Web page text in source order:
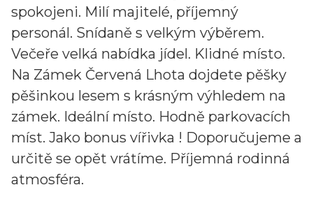
spokojeni. Milí majitelé, příjemný
personál. Snídaně s velkým výběrem.
Večeře velká nabídka jídel. Klidné místo.
Na Zámek Červená Lhota dojdete pěšky
pěšinkou lesem s krásným výhledem na
zámek. Ideální místo. Hodně parkovacích
míst. Jako bonus vířivka ! Doporučujeme a
určitě se opět vrátíme. Příjemná rodinná
atmosféra.